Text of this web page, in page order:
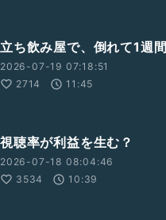
立ち飲み屋で、倒れて1週間
2026-07-19 07:18:51
2714
11:45
視聴率が利益を生む？
2026-07-18 08:04:46
3534
10:39